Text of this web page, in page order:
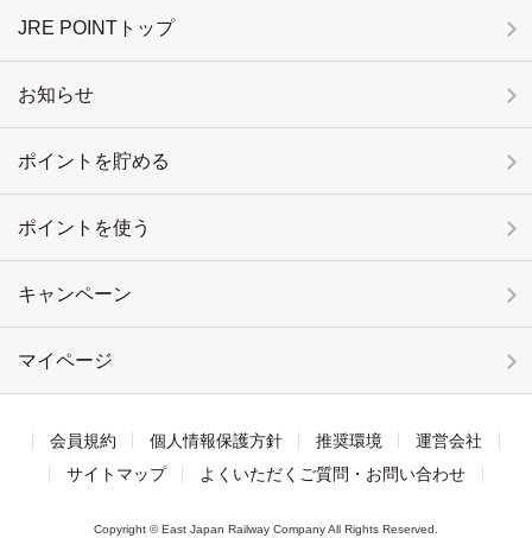
JRE POINTトップ
お知らせ
ポイントを貯める
ポイントを使う
キャンペーン
マイページ
会員規約 個人情報保護方針 推奨環境
運営会社
サイトマップ
よくいただくご質問・お問い合わせ
Copyright © East Japan Railway Company All Rights Reserved.